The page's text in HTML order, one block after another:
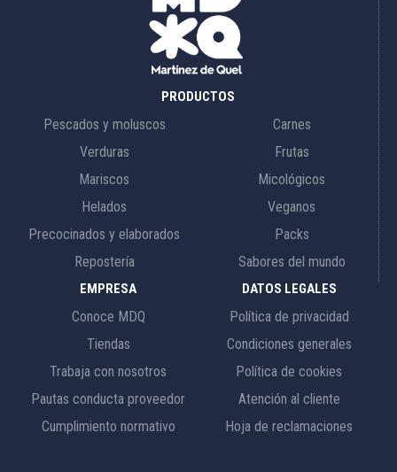
PRODUCTOS
Pescados y moluscos
Verduras
Mariscos
Helados
Precocinados y elaborados
Repostería
Carnes
Frutas
Micológicos
Veganos
Packs
Sabores del mundo
EMPRESA
Conoce MDQ
Tiendas
Trabaja con nosotros
Pautas conducta proveedor
Cumplimiento normativo
DATOS LEGALES
Política de privacidad
Condiciones generales
Política de cookies
Atención al cliente
Hoja de reclamaciones